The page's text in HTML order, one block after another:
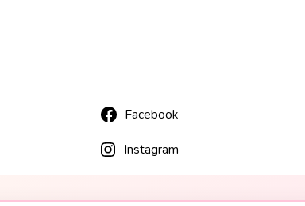
Facebook
Instagram